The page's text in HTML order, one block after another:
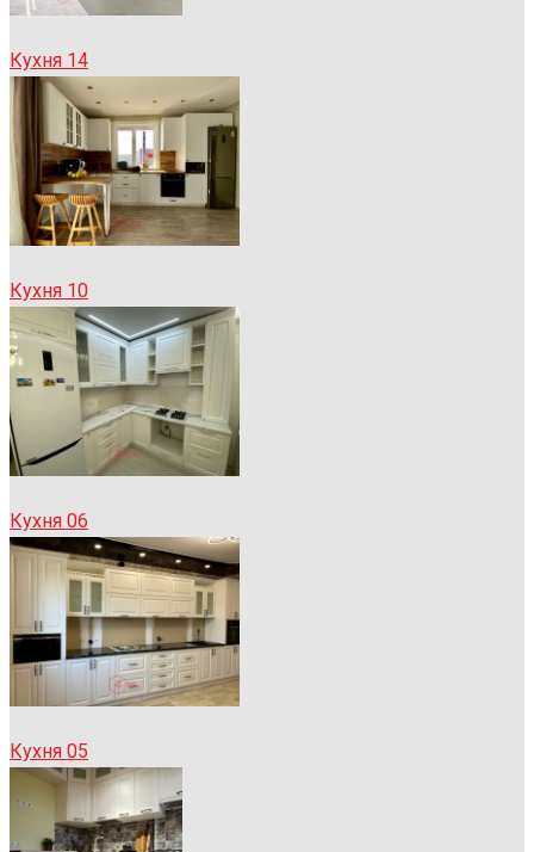
Кухня 14
Кухня 10
Кухня 06
Кухня 05